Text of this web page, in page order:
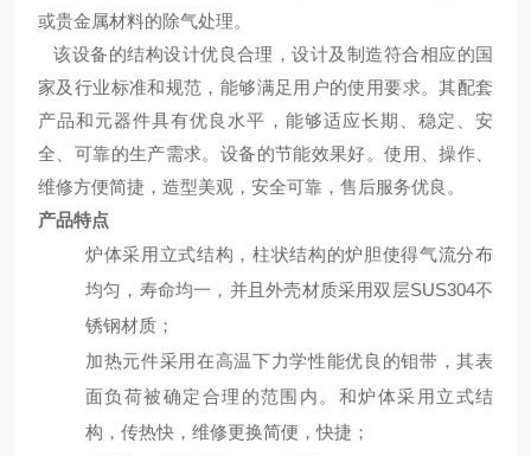
或贵金属材料的除气处理。
该设备的结构设计优良合理，设计及制造符合相应的国
家及行业标准和规范，能够满足用户的使用要求。其配套
产品和元器件具有优良水平，能够适应长期、稳定、安
全、可靠的生产需求。设备的节能效果好。使用、操作、
维修方便简捷，造型美观，安全可靠，售后服务优良。
产品特点
炉体采用立式结构，柱状结构的炉胆使得气流分布
均匀，寿命均一，并且外壳材质采用双层SUS304不
锈钢材质；
加热元件采用在高温下力学性能优良的钼带，其表
面负荷被确定合理的范围内。和炉体采用立式结
构，传热快，维修更换简便，快捷；